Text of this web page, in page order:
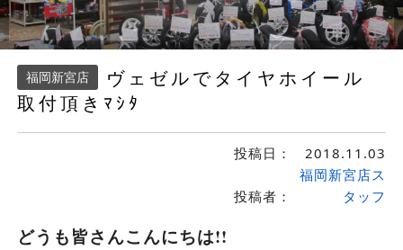
福岡新宮店
ヴェゼルでタイヤホイール
取付頂きﾏｼﾀ
投稿日： 2018.11.03
投稿者：
福岡新宮店ス
タッフ
どうも皆さんこんにちは!!